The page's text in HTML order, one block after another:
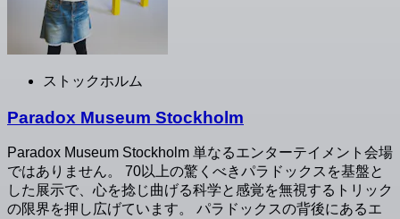
ストックホルム
Paradox Museum Stockholm
Paradox Museum Stockholm 単なるエンターテイメント会場
ではありません。 70以上の驚くべきパラドックスを基盤と
した展示で、心を捻じ曲げる科学と感覚を無視するトリック
の限界を押し広げています。 パラドックスの背後にあるエ